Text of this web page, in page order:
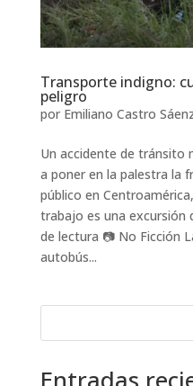
Transporte indigno:
peligro
por Emiliano Castro
Un accidente de tránsito
a poner en la palestra la
público en
trabajo es una
de lectura 📷 No Ficción
autobús...